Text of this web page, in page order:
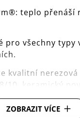
teplo přenáší
pro všechny typy
kvalitní nerezová
10, keramický
ZOBRAZIT VÍCE